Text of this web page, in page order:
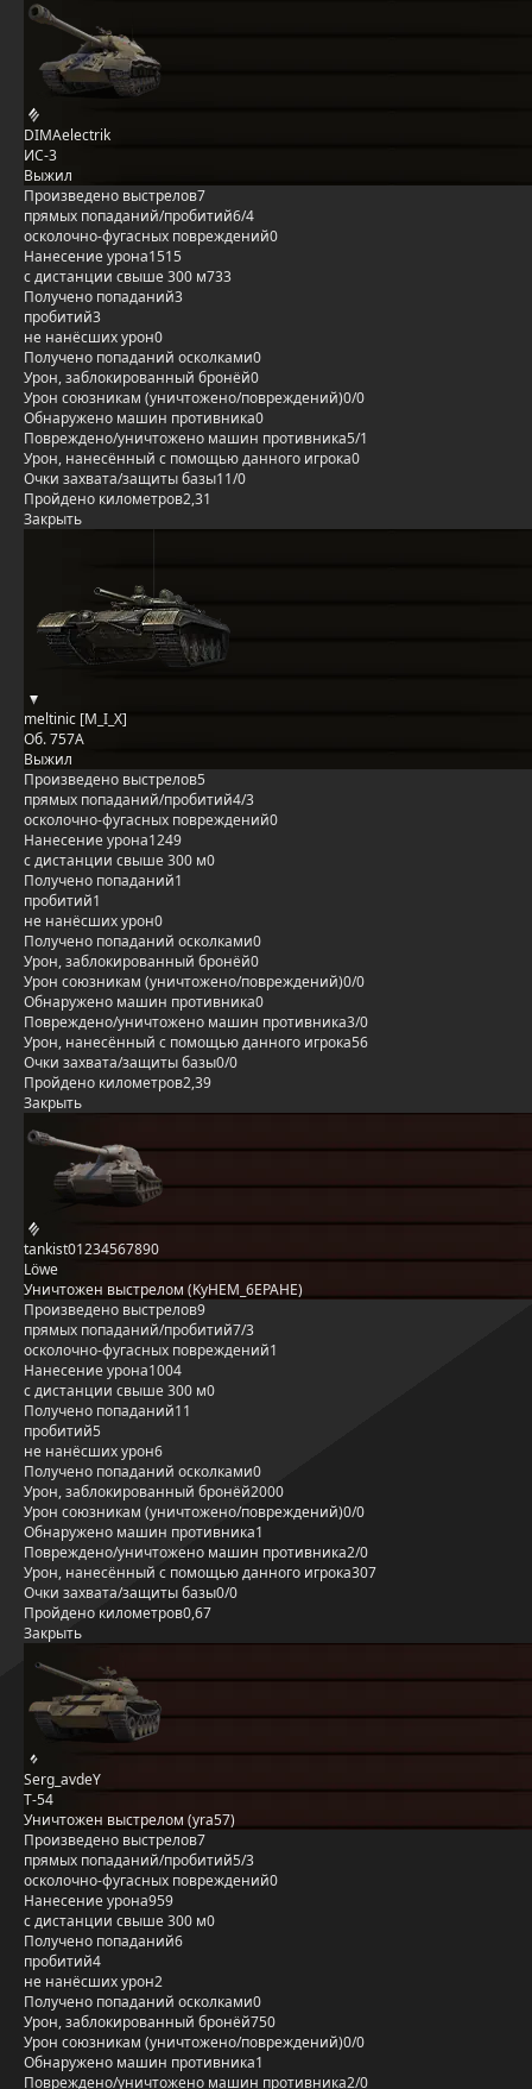
DIMAelectrik
ИС-3
Выжил
Произведено выстрелов7
прямых попаданий/пробитий6/4
осколочно-фугасных повреждений0
Нанесение урона1515
с дистанции свыше 300 м733
Получено попаданий3
пробитий3
не нанёсших урон0
Получено попаданий осколками0
Урон, заблокированный бронёй0
Урон союзникам (уничтожено/повреждений)0/0
Обнаружено машин противника0
Повреждено/уничтожено машин противника5/1
Урон, нанесённый с помощью данного игрока0
Очки захвата/защиты базы11/0
Пройдено километров2,31
Закрыть
meltinic [M_I_X]
Об. 757А
Выжил
Произведено выстрелов5
прямых попаданий/пробитий4/3
осколочно-фугасных повреждений0
Нанесение урона1249
с дистанции свыше 300 м0
Получено попаданий1
пробитий1
не нанёсших урон0
Получено попаданий осколками0
Урон, заблокированный бронёй0
Урон союзникам (уничтожено/повреждений)0/0
Обнаружено машин противника0
Повреждено/уничтожено машин противника3/0
Урон, нанесённый с помощью данного игрока56
Очки захвата/защиты базы0/0
Пройдено километров2,39
Закрыть
tankist01234567890
Löwe
Уничтожен выстрелом (KyHEM_6EPAHE)
Произведено выстрелов9
прямых попаданий/пробитий7/3
осколочно-фугасных повреждений1
Нанесение урона1004
с дистанции свыше 300 м0
Получено попаданий11
пробитий5
не нанёсших урон6
Получено попаданий осколками0
Урон, заблокированный бронёй2000
Урон союзникам (уничтожено/повреждений)0/0
Обнаружено машин противника1
Повреждено/уничтожено машин противника2/0
Урон, нанесённый с помощью данного игрока307
Очки захвата/защиты базы0/0
Пройдено километров0,67
Закрыть
Serg_avdeY
Т-54
Уничтожен выстрелом (yra57)
Произведено выстрелов7
прямых попаданий/пробитий5/3
осколочно-фугасных повреждений0
Нанесение урона959
с дистанции свыше 300 м0
Получено попаданий6
пробитий4
не нанёсших урон2
Получено попаданий осколками0
Урон, заблокированный бронёй750
Урон союзникам (уничтожено/повреждений)0/0
Обнаружено машин противника1
Повреждено/уничтожено машин противника2/0